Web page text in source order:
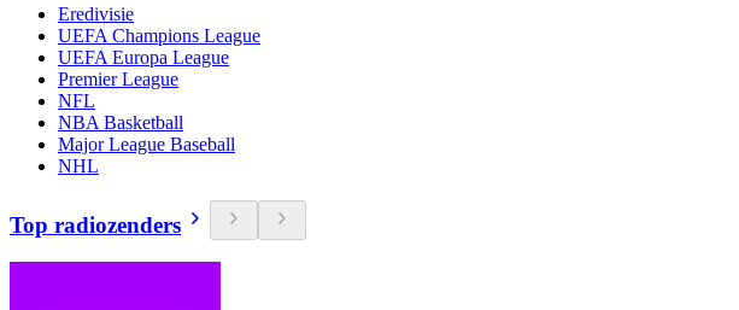
Eredivisie
UEFA Champions League
UEFA Europa League
Premier League
NFL
NBA Basketball
Major League Baseball
NHL
Top radiozenders